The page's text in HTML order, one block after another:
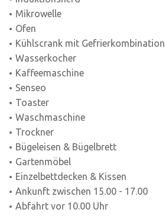
Mikrowelle
Ofen
Kühlscrank mit Gefrierkombination
Wasserkocher
Kaffeemaschine
Senseo
Toaster
Waschmaschine
Trockner
Bügeleisen & Bügelbrett
Gartenmöbel
Einzelbettdecken & Kissen
Ankunft zwischen 15.00 - 17.00
Abfahrt vor 10.00 Uhr